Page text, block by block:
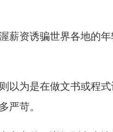
薪资诱骗世界各地的
以为是在做文书或程
严苛。